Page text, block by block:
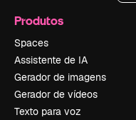
Produtos
Spaces
Assistente de IA
Gerador de imagens
Gerador de vídeos
Texto para voz